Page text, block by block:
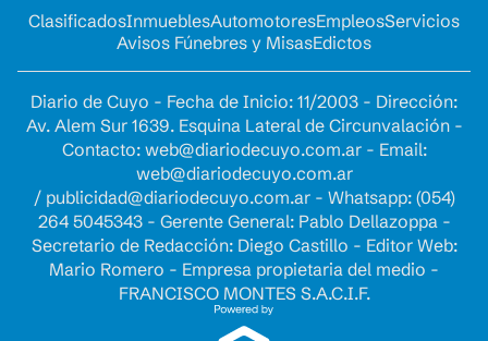
ClasificadosInmueblesAutomotoresEmpleosServicios
Avisos Fúnebres y MisasEdictos
Diario de Cuyo - Fecha de Inicio: 11/2003 - Dirección:
Av. Alem Sur 1639. Esquina Lateral de Circunvalación -
Contacto: web@diariodecuyo.com.ar- Email:
web@diariodecuyo.com.ar
/ publicidad@diariodecuyo.com.ar- Whatsapp: (054)
264 5045343 - Gerente General: Pablo Dellazoppa -
Secretario de Redacción: Diego Castillo - Editor Web:
Mario Romero - Empresa propietaria del medio -
FRANCISCO MONTES S.A.C.I.F.